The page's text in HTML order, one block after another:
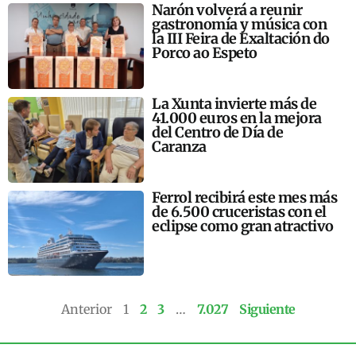
Narón volverá a reunir
gastronomía y música con
la III Feira de Exaltación do
Porco ao Espeto
La Xunta invierte más de
41.000 euros en la mejora
del Centro de Día de
Caranza
Ferrol recibirá este mes más
de 6.500 cruceristas con el
eclipse como gran atractivo
Anterior 1 2 3 … 7.027 Siguiente